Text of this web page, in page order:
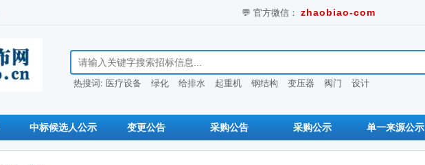
💬 官方微信： zhaobiao-com
搜索招标信息
热搜词: 医疗设备 绿化 给排水 起重机 钢结构 变压器 阀门 设计
中标候选人公示 变更公告 采购公告 采购公示 单一来源公示